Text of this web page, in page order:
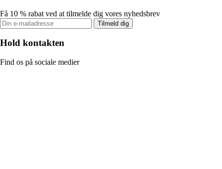
Få 10 % rabat ved at tilmelde dig vores nyhedsbrev
Tilmeld dig
Hold kontakten
Find os på sociale medier